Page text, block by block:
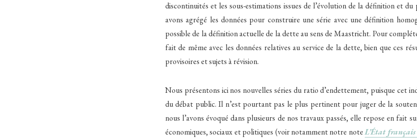
discontinuités et les sous-estimations issues de l’évolution de la définition et
avons agrégé les données pour construire une série avec une définition
possible de la définition actuelle de la dette au sens de Maastricht. Pour
fait de même avec les données relatives au service de la dette, bien que ces
provisoires et sujets à révision.
Nous présentons ici nos nouvelles séries du ratio d’endettement, puisque cet
du débat public. Il n’est pourtant pas le plus pertinent pour juger de la
nous l’avons évoqué dans plusieurs de nos travaux passés, elle repose en fait
économiques, sociaux et politiques (voir notamment notre noteL’État